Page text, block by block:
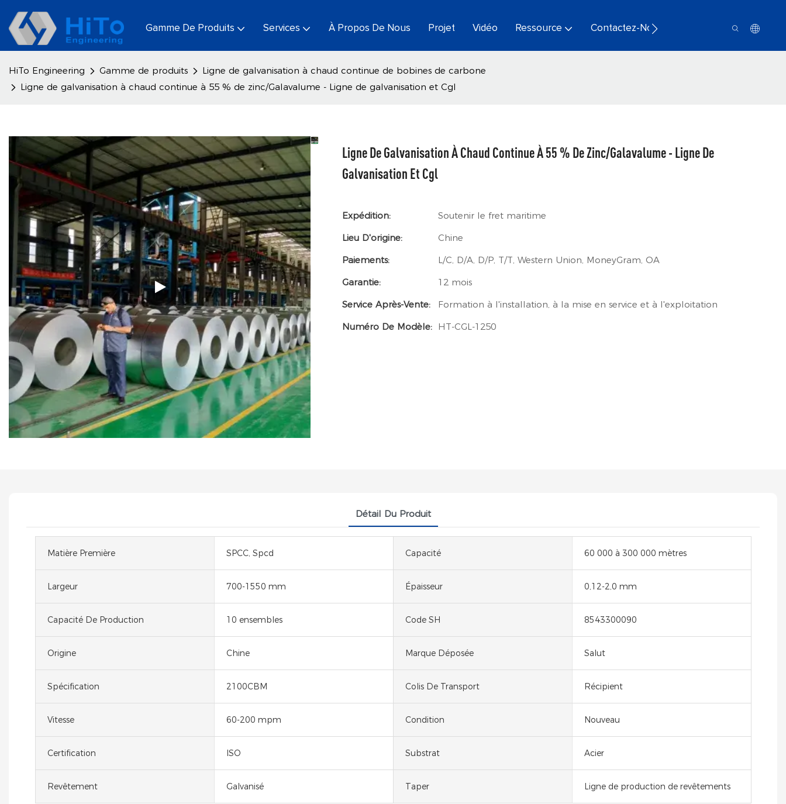
Gamme De Produits Services À Propos De Nous Projet Vidéo Ressource Contactez-Nous
HiTo Engineering Gamme de produits
Ligne de galvanisation à chaud continue de bobines de carbone
Ligne de galvanisation à chaud continue à 55 % de zinc/Galavalume - Ligne de galvanisation et Cgl
Ligne De Galvanisation À Chaud Continue À 55 % De Zinc/Galavalume - Ligne De
Galvanisation Et Cgl
Expédition:
Soutenir le fret maritime
Lieu D'origine:
Chine
Paiements:
L/C, D/A, D/P, T/T, Western Union, MoneyGram, OA
Garantie:
12 mois
Service Après-Vente:
Formation à l'installation, à la mise en service et à l'exploitation
Numéro De Modèle: HT-CGL-1250
Détail Du Produit
Matière Première SPCC, Spcd Capacité 60 000 à 300 000 mètres
Largeur 700-1550 mm Épaisseur 0,12-2,0 mm
Capacité De Production 10 ensembles Code SH 8543300090
Origine Chine Marque Déposée Salut
Spécification 2100CBM Colis De Transport Récipient
Vitesse 60-200 mpm Condition Nouveau
Certification ISO Substrat Acier
Revêtement Galvanisé Taper Ligne de production de revêtements